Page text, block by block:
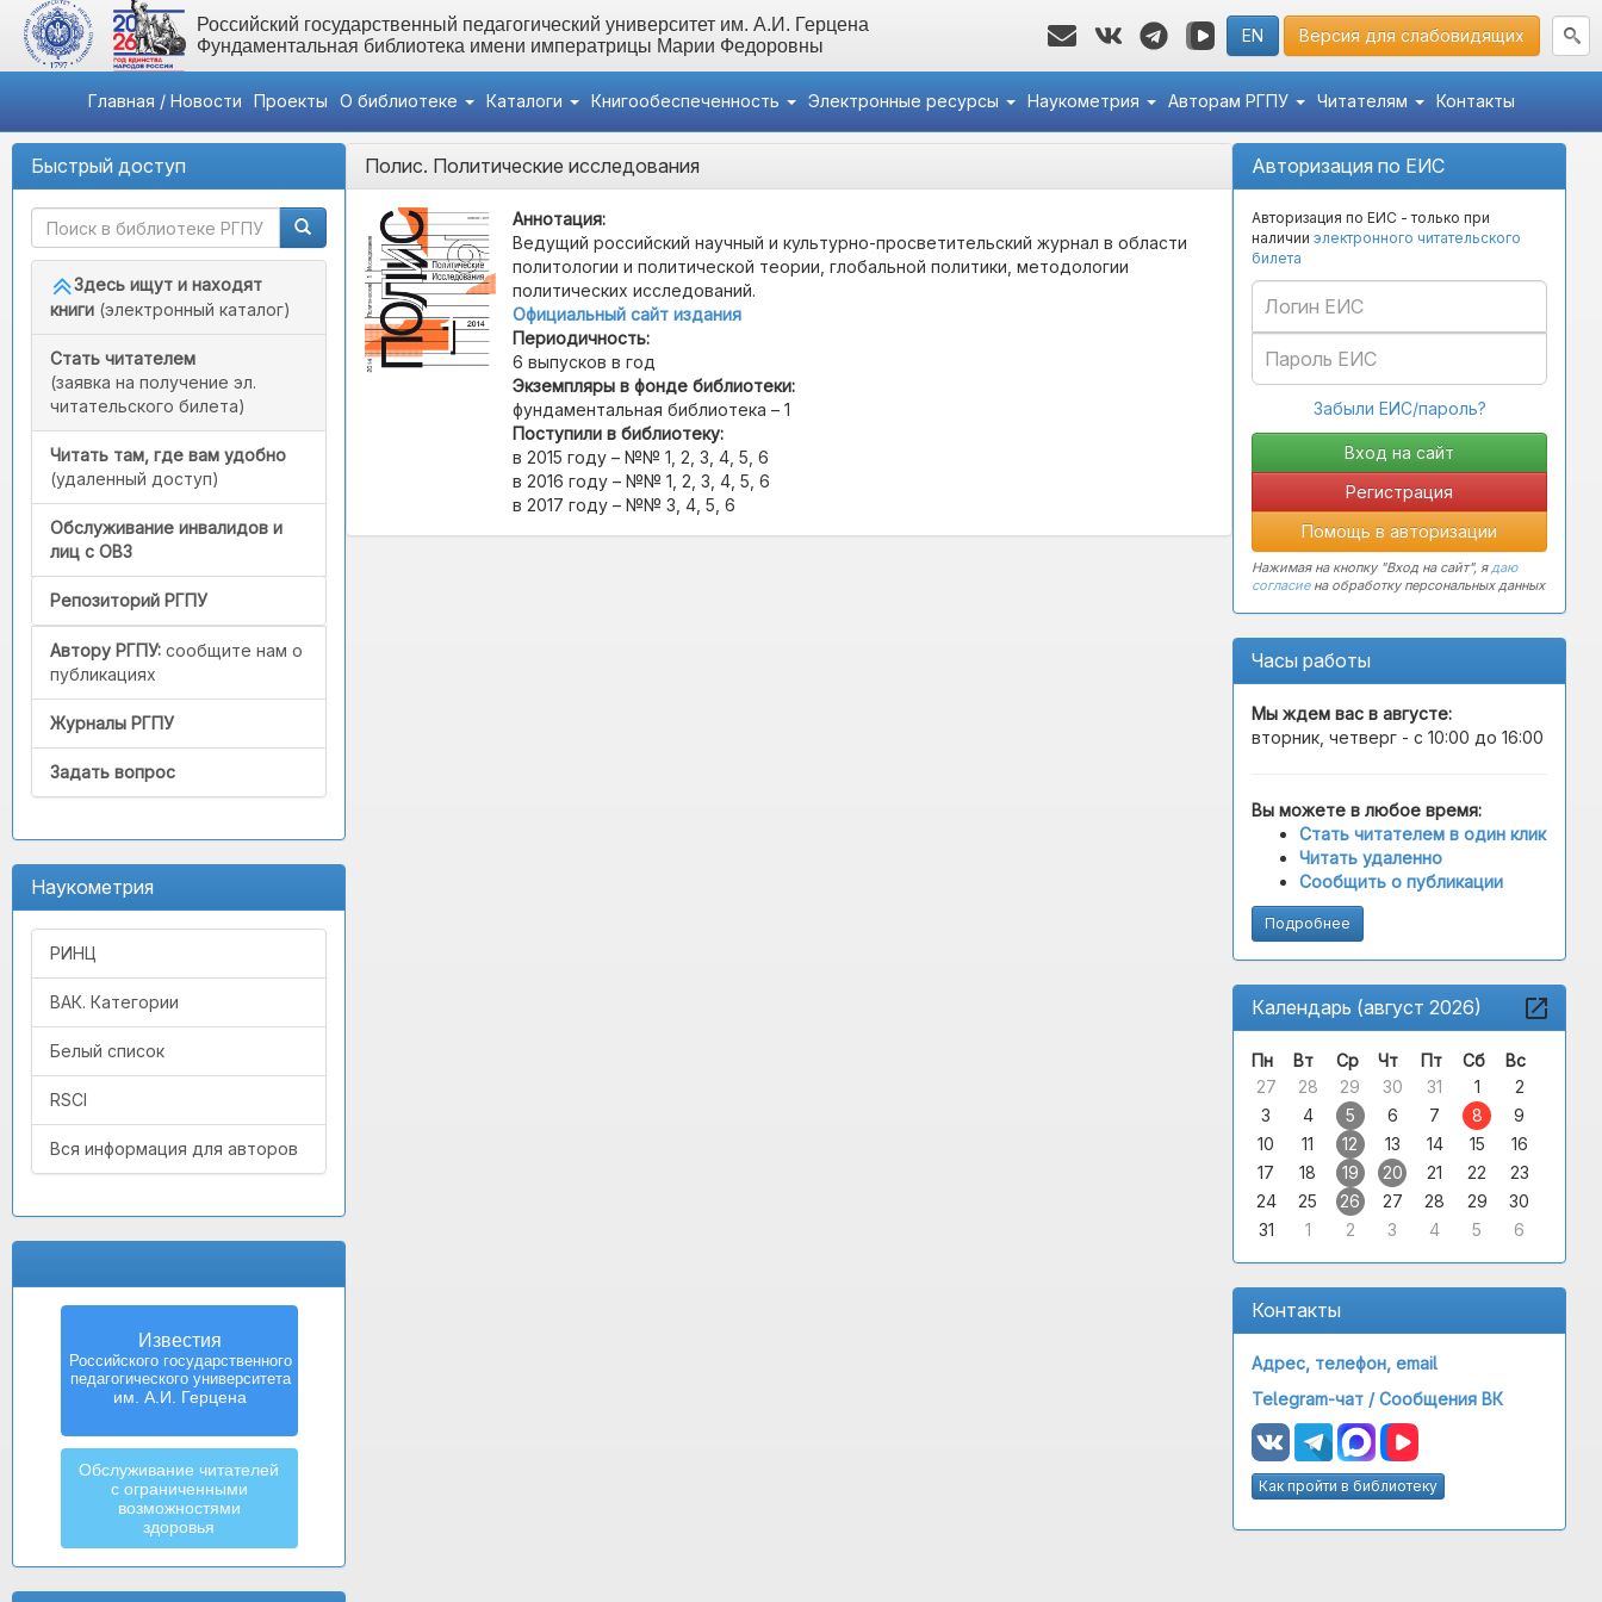
Российский государственный педагогический университет им. А.И. Герцена
Фундаментальная библиотека имени императрицы Марии Федоровны
EN Версия для слабовидящих
Главная / Новости Проекты О библиотеке Каталоги Книгообеспеченность Электронные ресурсы Наукометрия Авторам РГПУ Читателям Контакты
Быстрый доступ
Здесь ищут и находят
книги (электронный каталог)
Стать читателем
(заявка на получение эл.
читательского билета)
Читать там, где вам удобно
(удаленный доступ)
Обслуживание инвалидов и
лиц с ОВЗ
Репозиторий РГПУ
Автору РГПУ: сообщите нам о
публикациях
Журналы РГПУ
Задать вопрос
Наукометрия
РИНЦ
ВАК. Категории
Белый список
RSCI
Вся информация для авторов
Известия
Российского государственного
педагогического университета
им. А.И. Герцена
Обслуживание читателей
с ограниченными
возможностями
здоровья
Авторизация по ЕИС
Авторизация по ЕИС - только при
наличии электронного читательского
билета
Забыли ЕИС/пароль?
Регистрация
Помощь в авторизации
Нажимая на кнопку "Вход на сайт", ядаю
согласиена обработку персональных данных
Часы работы
Мы ждем вас в августе:
вторник, четверг - с 10:00 до 16:00
Вы можете в любое время:
Стать читателем в один клик
Читать удаленно
Сообщить о публикации
Подробнее
Календарь (август 2026)
Пн Вт Ср Чт Пт Сб
Вс
27
28 29 30 31 1
2
3
4 5 6 7 8
9
10
11 12 13 14 15
16
17
18 19 20 21 22
23
24
25 26 27 28 29
30
31
1 2 3 4 5 6
Контакты
Адрес, телефон, email
Telegram-чат /Сообщения ВК
Как пройти в библиотеку
Полис. Политические исследования
Аннотация:
Ведущий российский научный и культурно-просветительский журнал в области
политологии и политической теории, глобальной политики, методологии
политических исследований.
Официальный сайт издания
Периодичность:
6 выпусков в год
Экземпляры в фонде библиотеки:
фундаментальная библиотека – 1
Поступили в библиотеку:
в 2015 году – №№ 1, 2, 3, 4, 5, 6
в 2016 году – №№ 1, 2, 3, 4, 5, 6
в 2017 году – №№ 3, 4, 5, 6